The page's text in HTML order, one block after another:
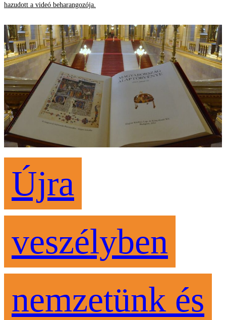
hazudott a videó beharangozója.
Újra
veszélyben
nemzetünk és